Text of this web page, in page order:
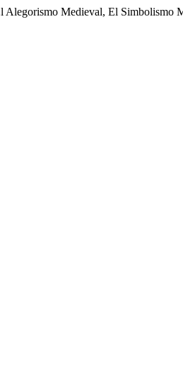
Medieval, El Simbolismo